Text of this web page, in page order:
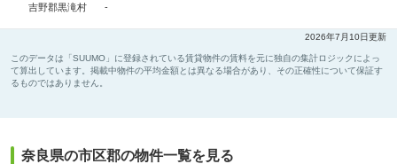
吉野郡黒滝村 -
2026年7月10日更新
このデータは「SUUMO」に登録されている賃貸物件の賃料を元に独自の集計ロジックによっ
て算出しています。掲載中物件の平均金額とは異なる場合があり、その正確性について保証す
るものではありません。
奈良県の市区郡の物件一覧を見る